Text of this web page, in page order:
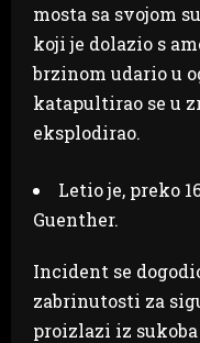
mosta sa svojom
koji je dolazio s
brzinom udario u
katapultirao se u
eksplodirao.
Letio je, preko
Guenther.
Incident se
zabrinutosti za
proizlazi iz